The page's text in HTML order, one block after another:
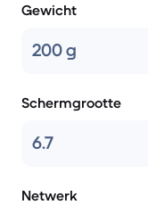
Gewicht
200 g
Schermgrootte
6.7
Netwerk